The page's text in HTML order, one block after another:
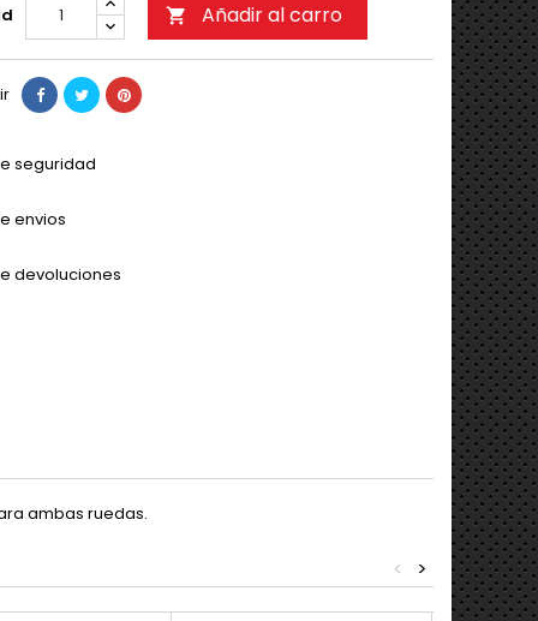
 Añadir al carro
seguridad
envios
devoluciones
ambas ruedas.
>
<